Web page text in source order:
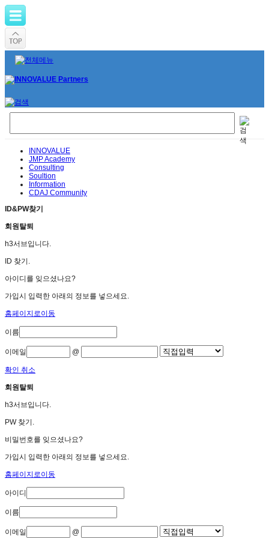
INNOVALUE
JMP Academy
Consulting
Soultion
Information
CDAJ Community
ID&PW찾기
회원탈퇴
h3서브입니다.
ID 찾기.
아이디를 잊으셨나요?
가입시 입력한 아래의 정보를 넣으세요.
홈페이지로이동
이름
이메일 @
확인 취소
회원탈퇴
h3서브입니다.
PW 찾기.
비밀번호를 잊으셨나요?
가입시 입력한 아래의 정보를 넣으세요.
홈페이지로이동
아이디
이름
이메일 @